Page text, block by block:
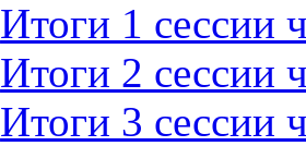
Итоги 1 сессии
Итоги 2 сессии
Итоги 3 сессии